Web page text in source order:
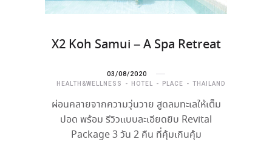
X2 Koh Samui – A Spa Retreat
03/08/2020
HEALTH&WELLNESS HOTEL PLACE THAILAND
ผ่อนคลายจากความวุ่นวาย สูดลมทะเลให้เต็ม
ปอด พร้อม รีวิวแบบละเอียดยิบ Revital
Package 3 วัน 2 คืน ที่คุ้มเกินคุ้ม